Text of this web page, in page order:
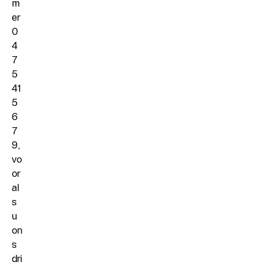
m
er
0
4
7
5
41
5
6
7
9,
vo
or
al
s
u
on
s
dri